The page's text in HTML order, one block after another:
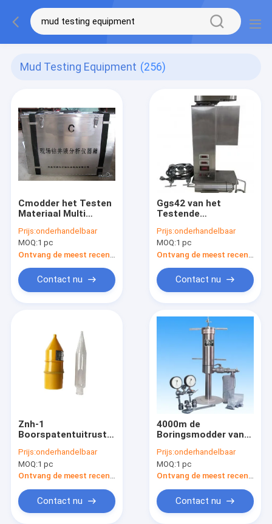
Mud Testing Equipment (256)
Cmodder het Testen
Materiaal Multi
het Koppelen
Analysator
Prijs:onderhandelbaar
MOQ:1 pc
Contact nu
Ggs42 van het
Testende
Boringsmodder de
Filterpers voor
Filtratietarief
Prijs:onderhandelbaar
MOQ:1 pc
Contact nu
Znh-1
Boorspatentuitrusting
filtratiescherm voor
zandinhoud
Prijs:onderhandelbaar
MOQ:1 pc
Contact nu
4000m de
Boringsmodder van
Testen Materiaal
voor Verloren
Omloop Materiële
Prijs:onderhandelbaar
MOQ:1 pc
Contact nu